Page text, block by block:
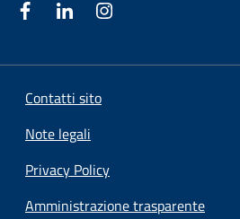
Contatti sito
Note legali
Privacy Policy
Amministrazione trasparente